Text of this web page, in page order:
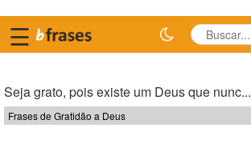
☰
Seja grato, pois existe um Deus que nunc...
Frases de Gratidão a Deus